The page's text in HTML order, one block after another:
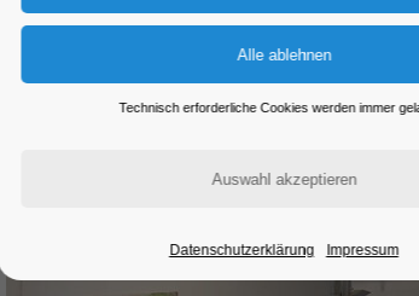
Technisch erforderliche Cookies werden immer
Datenschutzerklärung Impressum